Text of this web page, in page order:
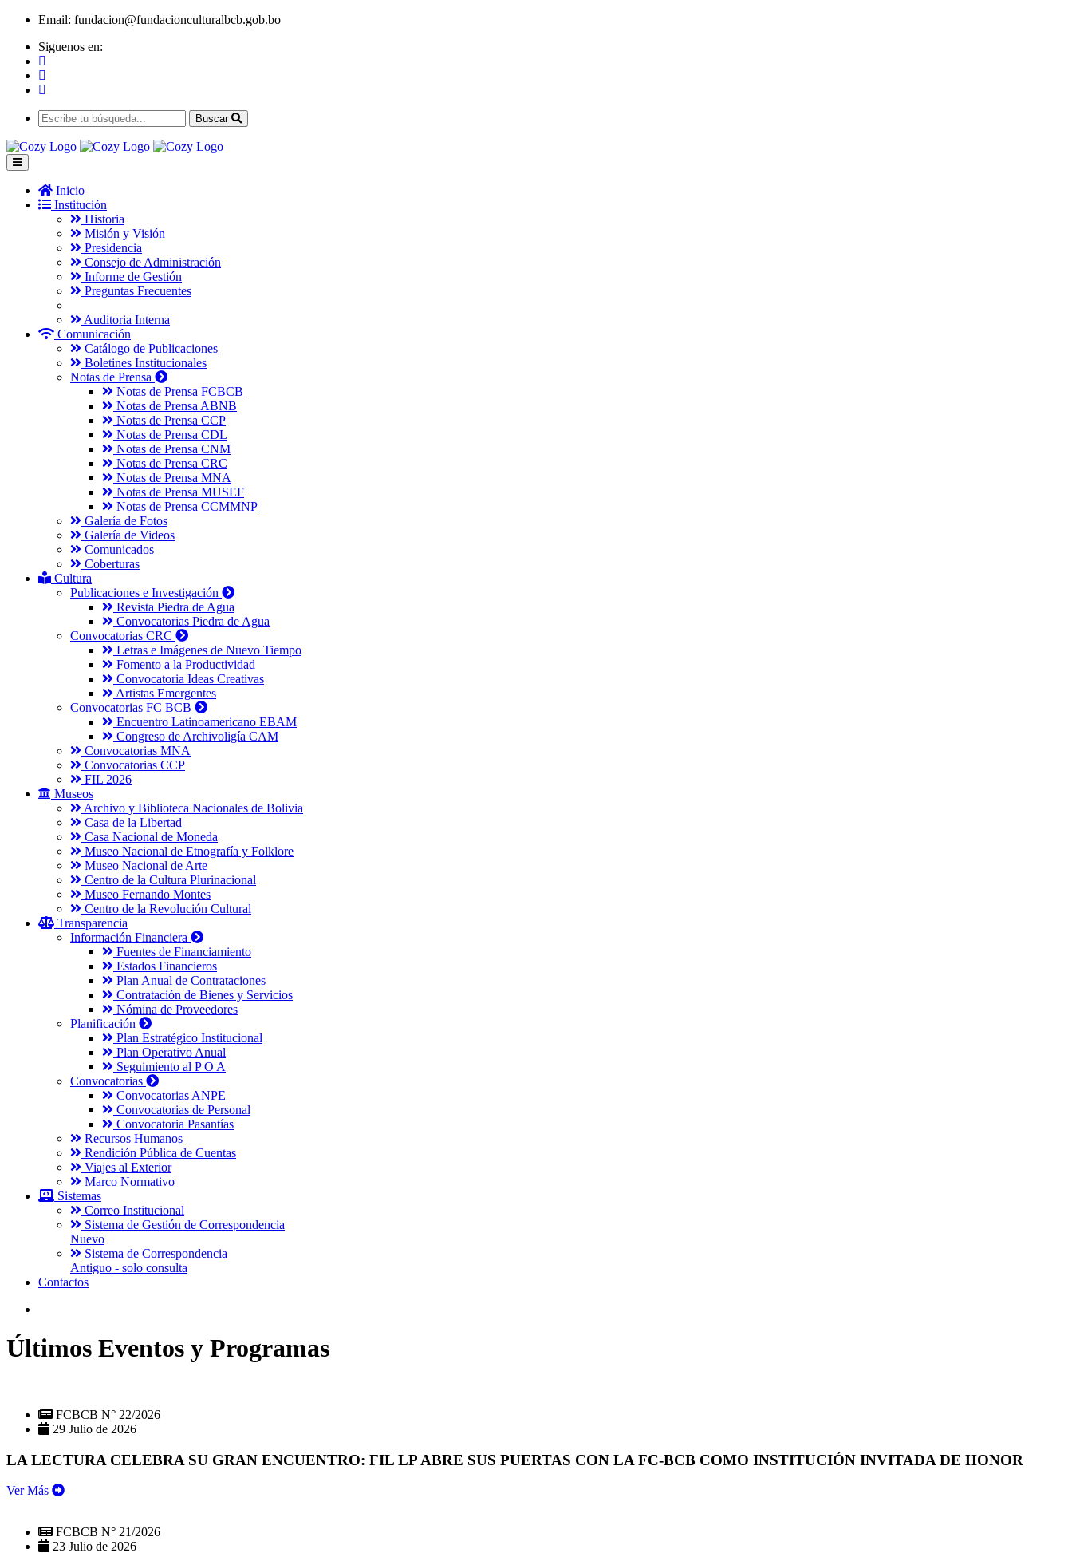
Email: fundacion@fundacionculturalbcb.gob.bo
Siguenos en:
Buscar
Inicio
Institución
Historia
Misión y Visión
Presidencia
Consejo de Administración
Informe de Gestión
Preguntas Frecuentes
Auditoria Interna
Comunicación
Catálogo de Publicaciones
Boletines Institucionales
Notas de Prensa
Notas de Prensa FCBCB
Notas de Prensa ABNB
Notas de Prensa CCP
Notas de Prensa CDL
Notas de Prensa CNM
Notas de Prensa CRC
Notas de Prensa MNA
Notas de Prensa MUSEF
Notas de Prensa CCMMNP
Galería de Fotos
Galería de Videos
Comunicados
Coberturas
Cultura
Publicaciones e Investigación
Revista Piedra de Agua
Convocatorias Piedra de Agua
Convocatorias CRC
Letras e Imágenes de Nuevo Tiempo
Fomento a la Productividad
Convocatoria Ideas Creativas
Artistas Emergentes
Convocatorias FC BCB
Encuentro Latinoamericano EBAM
Congreso de Archivoligía CAM
Convocatorias MNA
Convocatorias CCP
FIL 2026
Museos
Archivo y Biblioteca Nacionales de Bolivia
Casa de la Libertad
Casa Nacional de Moneda
Museo Nacional de Etnografía y Folklore
Museo Nacional de Arte
Centro de la Cultura Plurinacional
Museo Fernando Montes
Centro de la Revolución Cultural
Transparencia
Información Financiera
Fuentes de Financiamiento
Estados Financieros
Plan Anual de Contrataciones
Contratación de Bienes y Servicios
Nómina de Proveedores
Planificación
Plan Estratégico Institucional
Plan Operativo Anual
Seguimiento al P O A
Convocatorias
Convocatorias ANPE
Convocatorias de Personal
Convocatoria Pasantías
Recursos Humanos
Rendición Pública de Cuentas
Viajes al Exterior
Marco Normativo
Sistemas
Correo Institucional
Sistema de Gestión de Correspondencia
Nuevo
Sistema de Correspondencia
Antiguo - solo consulta
Contactos
Últimos Eventos y Programas
FCBCB N° 22/2026
29 Julio de 2026
LA LECTURA CELEBRA SU GRAN ENCUENTRO: FIL LP ABRE SUS PUERTAS CON LA FC-BCB COMO INSTITUCIÓN INVITADA DE HONOR
Ver Más
FCBCB N° 21/2026
23 Julio de 2026